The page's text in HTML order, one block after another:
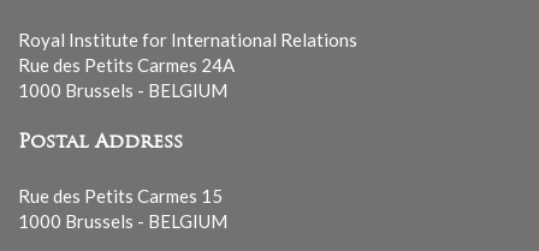
Royal Institute for International Relations
Rue des Petits Carmes 24A
1000 Brussels - BELGIUM
Postal Address
Rue des Petits Carmes 15
1000 Brussels - BELGIUM